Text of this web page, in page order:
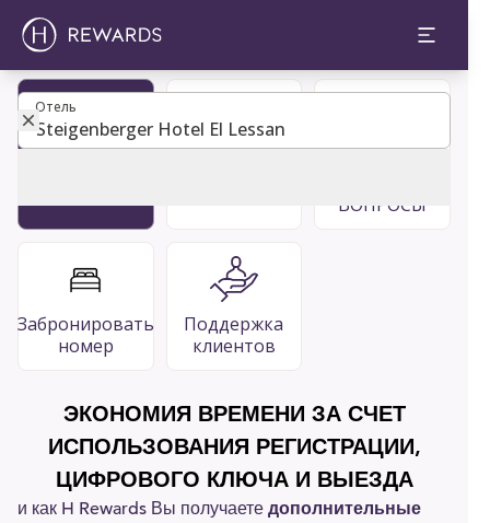
Отель
Отель
ВОПРОСЫ
Забронировать
номер
Поддержка
клиентов
ЭКОНОМИЯ ВРЕМЕНИ ЗА СЧЕТ
ИСПОЛЬЗОВАНИЯ РЕГИСТРАЦИИ,
ЦИФРОВОГО КЛЮЧА И ВЫЕЗДА
и как H Rewards Вы получаете дополнительные